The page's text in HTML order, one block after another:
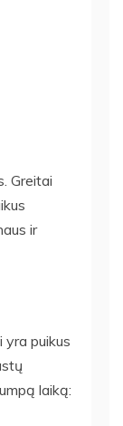
Greitai
ir
puikus
laiką: